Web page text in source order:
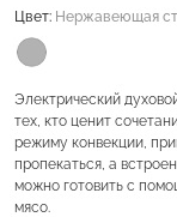
Цвет: Нержавеющая
Электрический
тех, кто ценит
режиму конвекции,
пропекаться, а
можно готовить с
мясо.